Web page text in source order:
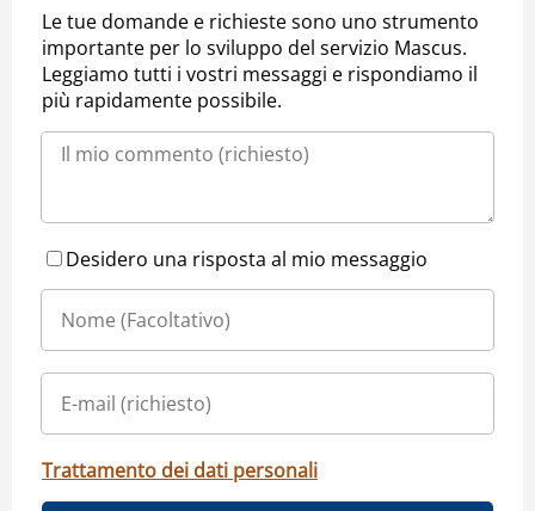
Le tue domande e richieste sono uno strumento
importante per lo sviluppo del servizio Mascus.
Leggiamo tutti i vostri messaggi e rispondiamo il
più rapidamente possibile.
Desidero una risposta al mio messaggio
Trattamento dei dati personali